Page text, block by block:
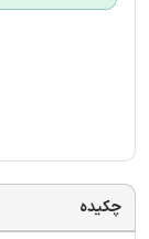
چکیده